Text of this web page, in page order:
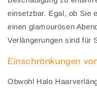
einsetzbar. Egal, ob Sie
einen glamourösen
Verlängerungen sind für
Einschränkungen
Obwohl Halo